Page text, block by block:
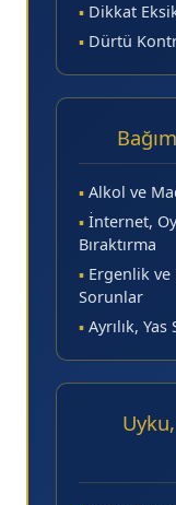
▪ Dikkat
▪ Dürtü
▪ Alkol ve
▪ İnternet,
Bıraktırma
▪ Ergenlik
Sorunlar
▪ Ayrılık,